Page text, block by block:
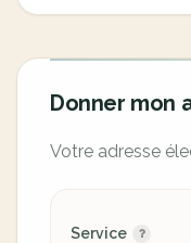
Donner mon
Votre adresse
Service